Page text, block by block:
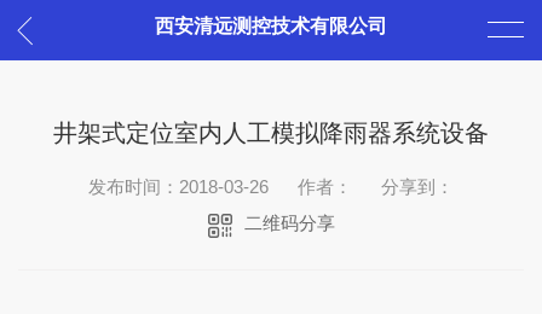
西安清远测控技术有限公司
井架式定位室内人工模拟降雨器系统设备
发布时间：2018-03-26 作者：
分享到：
二维码分享